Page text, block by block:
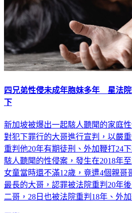
四兄弟性侵未成年胞妹多年 星法院
新加坡被爆出一起駭人聽聞的家庭
對犯下罪行的大哥進行宣判，以嚴
重判他20年有期徒刑、外加鞭打24
駭人聽聞的性侵案，發生在2018年
女童當時還不滿12歲，竟遭4個親哥
最長的大哥，認罪被法院重判20年